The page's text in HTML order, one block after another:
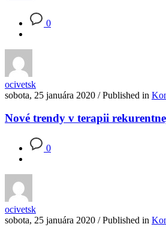
0
ocivetsk
sobota, 25 januára 2020 / Published in
Nové trendy v terapii
0
ocivetsk
sobota, 25 januára 2020 / Published in